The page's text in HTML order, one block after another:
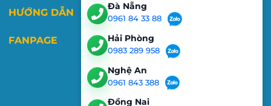
HƯỚNG DẪN
FANPAGE
Đà Nẵng
0961 84 33 88
Hải Phòng
0983 289 958
Nghệ An
0961 843 388
Đồng Nai